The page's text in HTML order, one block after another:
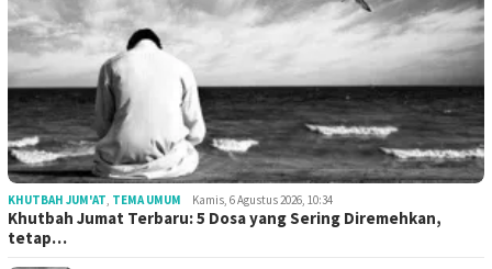
KHUTBAH JUM'AT, TEMA UMUM Kamis, 6 Agustus 2026, 10:34
Khutbah Jumat Terbaru: 5 Dosa yang Sering Diremehkan,
tetap…